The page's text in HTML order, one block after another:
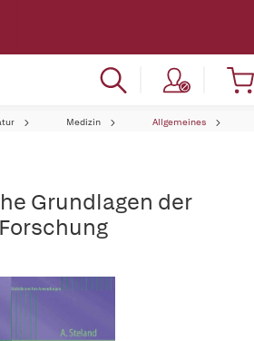
Medizin Allgemeines
Grundlagen der